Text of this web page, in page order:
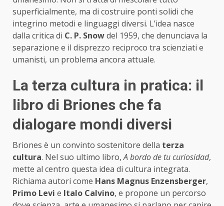
superficialmente, ma di costruire ponti solidi che
integrino metodi e linguaggi diversi. L’idea nasce
dalla critica di C. P. Snowdel 1959, che denunciava la
separazione e il disprezzo reciproco tra scienziati e
umanisti, un problema ancora attuale.
La terza cultura in pratica: il
libro di Briones che fa
dialogare mondi diversi
Briones è un convinto sostenitore della terza
cultura. Nel suo ultimo libro,A bordo de tu curiosidad,
mette al centro questa idea di cultura integrata.
Richiama autori come Hans Magnus Enzensberger,
Primo Levi e Italo Calvino, e propone un percorso